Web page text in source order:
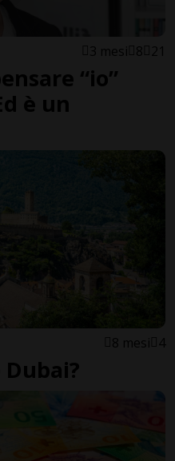
3 mesi 8 21
“io”
è un
8 mesi 4